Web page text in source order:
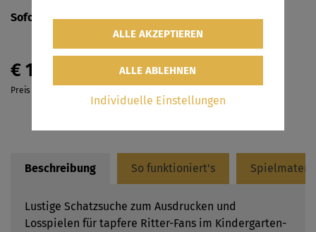
Sofortversandper E-Mail
€ 14,90
Preis inkl. MwSt.
Beschreibung So funktioniert's
Lustige Schatzsuche zum Ausdrucken und
Losspielen für tapfere Ritter-Fans im Kindergarten-
Individuelle Einstellungen